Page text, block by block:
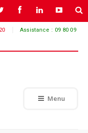
Assistance : 09 80 09
Menu